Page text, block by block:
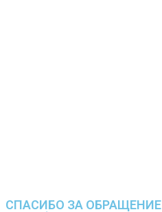
СПАСИБО ЗА ОБРАЩЕНИЕ